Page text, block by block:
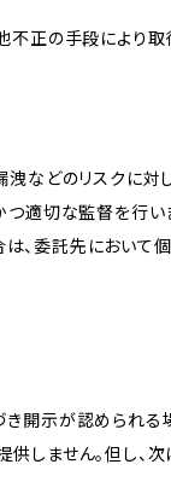
不正の手段により取
洩などのリスクに対
適切な監督を行いま
、委託先において
開示が認められる
しません。但し、